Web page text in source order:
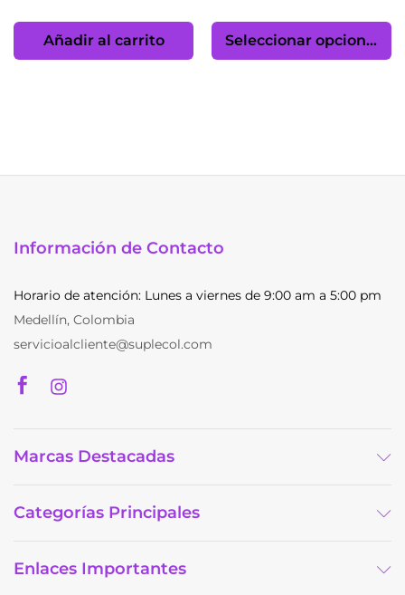
Añadir al carrito
$
Seleccionar opciones
Información de Contacto
Horario de atención: Lunes a viernes de 9:00 am a 5:00 pm
Medellín, Colombia
servicioalcliente@suplecol.com
Marcas Destacadas
Categorías Principales
Enlaces Importantes